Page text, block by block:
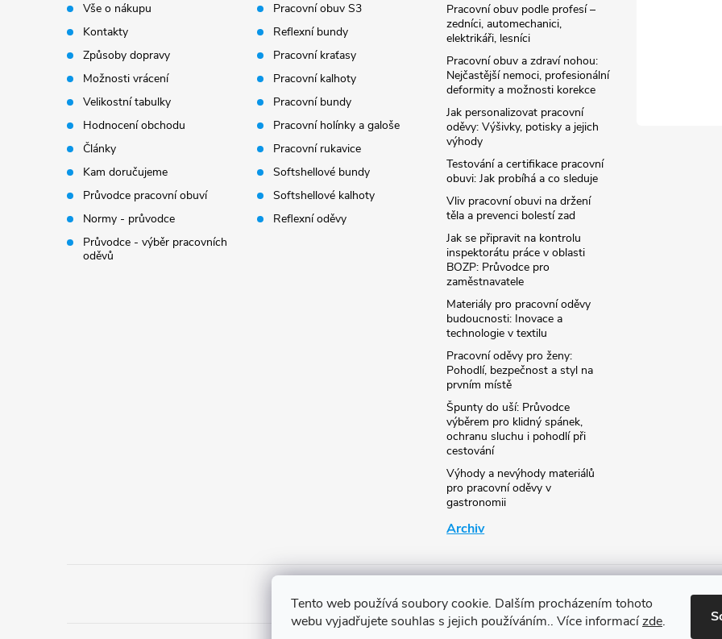
Tento web používá soubory cookie. Dalším procházením tohoto
webu vyjadřujete souhlas s jejich používáním.. Více informacízde.
Vše o nákupu
Kontakty
Způsoby dopravy
Možnosti vrácení
Velikostní tabulky
Hodnocení obchodu
Články
Kam doručujeme
Průvodce pracovní obuví
Normy - průvodce
Průvodce - výběr pracovních
oděvů
Pracovní obuv S3
Reflexní bundy
Pracovní kraťasy
Pracovní kalhoty
Pracovní bundy
Pracovní holínky a galoše
Pracovní rukavice
Softshellové bundy
Softshellové kalhoty
Reflexní oděvy
Pracovní obuv podle profesí –
zedníci, automechanici,
elektrikáři, lesníci
Pracovní obuv a zdraví nohou:
Nejčastější nemoci, profesionální
deformity a možnosti korekce
Jak personalizovat pracovní
oděvy: Výšivky, potisky a jejich
výhody
Testování a certifikace pracovní
obuvi: Jak probíhá a co sleduje
Vliv pracovní obuvi na držení
těla a prevenci bolestí zad
Jak se připravit na kontrolu
inspektorátu práce v oblasti
BOZP: Průvodce pro
zaměstnavatele
Materiály pro pracovní oděvy
budoucnosti: Inovace a
technologie v textilu
Pracovní oděvy pro ženy:
Pohodlí, bezpečnost a styl na
prvním místě
Špunty do uší: Průvodce
výběrem pro klidný spánek,
ochranu sluchu i pohodlí při
cestování
Výhody a nevýhody materiálů
pro pracovní oděvy v
gastronomii
Archiv